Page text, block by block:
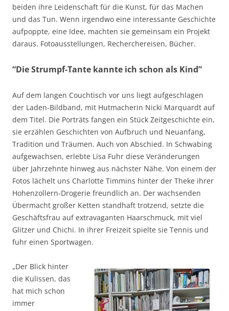
beiden ihre Leidenschaft für die Kunst, für das Machen
und das Tun. Wenn irgendwo eine interessante Geschichte
aufpoppte, eine Idee, machten sie gemeinsam ein Projekt
daraus. Fotoausstellungen, Recherchereisen, Bücher.
“Die Strumpf-Tante kannte ich schon als Kind”
Auf dem langen Couchtisch vor uns liegt aufgeschlagen
der Laden-Bildband, mit Hutmacherin Nicki Marquardt auf
dem Titel. Die Porträts fangen ein Stück Zeitgeschichte ein,
sie erzählen Geschichten von Aufbruch und Neuanfang,
Tradition und Träumen. Auch von Abschied. In Schwabing
aufgewachsen, erlebte Lisa Fuhr diese Veränderungen
über Jahrzehnte hinweg aus nächster Nähe. Von einem der
Fotos lächelt uns Charlotte Timmins hinter der Theke ihrer
Hohenzollern-Drogerie freundlich an. Der wachsenden
Übermacht großer Ketten standhaft trotzend, setzte die
Geschäftsfrau auf extravaganten Haarschmuck, mit viel
Glitzer und Chichi. In ihrer Freizeit spielte sie Tennis und
fuhr einen Sportwagen.
„Der Blick hinter
die Kulissen, das
hat mich schon
immer